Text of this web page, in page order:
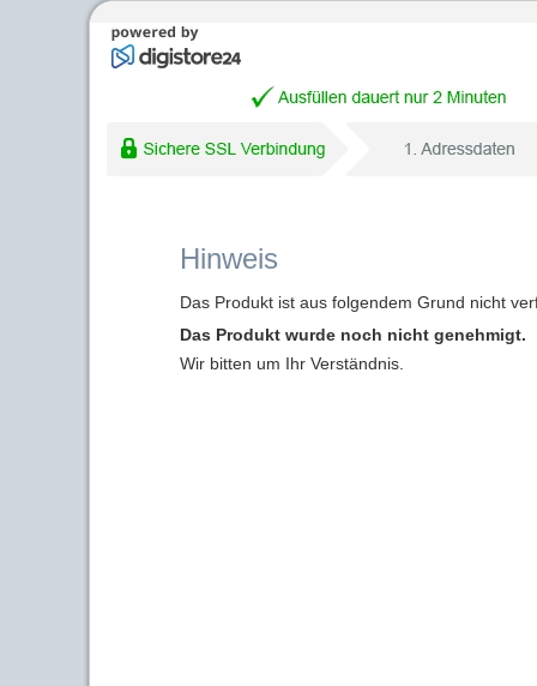
Hinweis
Das Produkt ist aus folgendem Grund nicht
Das Produkt wurde noch nicht genehmigt.
Wir bitten um Ihr Verständnis.